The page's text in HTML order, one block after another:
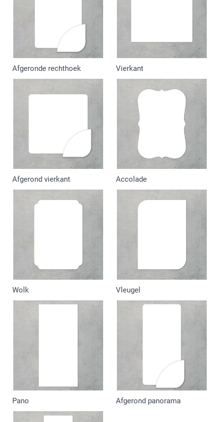
Afgeronde rechthoek Vierkant
Afgerond vierkant Accolade
Wolk Vleugel
Pano Afgerond panorama